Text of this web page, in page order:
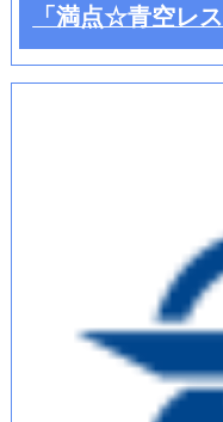
「満点☆青空レ